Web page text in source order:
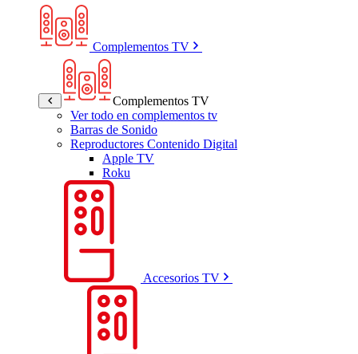
Complementos TV
Complementos TV
Ver todo en complementos tv
Barras de Sonido
Reproductores Contenido Digital
Apple TV
Roku
Accesorios TV